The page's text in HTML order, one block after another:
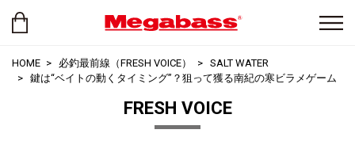
HOME 必釣最前線（FRESH VOICE）
SALT WATER
鍵は“ベイトの動くタイミング”？狙って獲る南紀の寒ビラメゲーム
FRESH VOICE